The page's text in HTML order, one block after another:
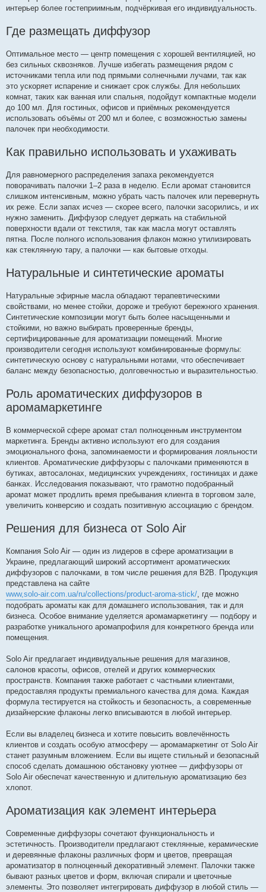
интерьер более гостеприимным, подчёркивая его индивидуальность.
Где размещать диффузор
Оптимальное место — центр помещения с хорошей вентиляцией, но
без сильных сквозняков. Лучше избегать размещения рядом с
источниками тепла или под прямыми солнечными лучами, так как
это ускоряет испарение и снижает срок службы. Для небольших
комнат, таких как ванная или спальня, подойдут компактные модели
до 100 мл. Для гостиных, офисов и приёмных рекомендуется
использовать объёмы от 200 мл и более, с возможностью замены
палочек при необходимости.
Как правильно использовать и ухаживать
Для равномерного распределения запаха рекомендуется
поворачивать палочки 1–2 раза в неделю. Если аромат становится
слишком интенсивным, можно убрать часть палочек или перевернуть
их реже. Если запах исчез — скорее всего, палочки засорились, и их
нужно заменить. Диффузор следует держать на стабильной
поверхности вдали от текстиля, так как масла могут оставлять
пятна. После полного использования флакон можно утилизировать
как стеклянную тару, а палочки — как бытовые отходы.
Натуральные и синтетические ароматы
Натуральные эфирные масла обладают терапевтическими
свойствами, но менее стойки, дороже и требуют бережного хранения.
Синтетические композиции могут быть более насыщенными и
стойкими, но важно выбирать проверенные бренды,
сертифицированные для ароматизации помещений. Многие
производители сегодня используют комбинированные формулы:
синтетическую основу с натуральными нотами, что обеспечивает
баланс между безопасностью, долговечностью и выразительностью.
Роль ароматических диффузоров в
аромамаркетинге
В коммерческой сфере аромат стал полноценным инструментом
маркетинга. Бренды активно используют его для создания
эмоционального фона, запоминаемости и формирования лояльности
клиентов. Ароматические диффузоры с палочками применяются в
бутиках, автосалонах, медицинских учреждениях, гостиницах и даже
банках. Исследования показывают, что грамотно подобранный
аромат может продлить время пребывания клиента в торговом зале,
увеличить конверсию и создать позитивную ассоциацию с брендом.
Решения для бизнеса от Solo Air
Компания Solo Air — один из лидеров в сфере ароматизации в
Украине, предлагающий широкий ассортимент ароматических
диффузоров с палочками, в том числе решения для B2B. Продукция
представлена на сайте
www,solo-air.com.ua/ru/collections/product-aroma-stick/ , где можно
подобрать ароматы как для домашнего использования, так и для
бизнеса. Особое внимание уделяется аромамаркетингу — подбору и
разработке уникального аромапрофиля для конкретного бренда или
помещения.
Solo Air предлагает индивидуальные решения для магазинов,
салонов красоты, офисов, отелей и других коммерческих
пространств. Компания также работает с частными клиентами,
предоставляя продукты премиального качества для дома. Каждая
формула тестируется на стойкость и безопасность, а современные
дизайнерские флаконы легко вписываются в любой интерьер.
Если вы владелец бизнеса и хотите повысить вовлечённость
клиентов и создать особую атмосферу — аромамаркетинг от Solo Air
станет разумным вложением. Если вы ищете стильный и безопасный
способ сделать домашнюю обстановку уютнее — диффузоры от
Solo Air обеспечат качественную и длительную ароматизацию без
хлопот.
Ароматизация как элемент интерьера
Современные диффузоры сочетают функциональность и
эстетичность. Производители предлагают стеклянные, керамические
и деревянные флаконы различных форм и цветов, превращая
ароматизатор в полноценный декоративный элемент. Палочки также
бывают разных цветов и форм, включая спирали и цветочные
элементы. Это позволяет интегрировать диффузор в любой стиль —